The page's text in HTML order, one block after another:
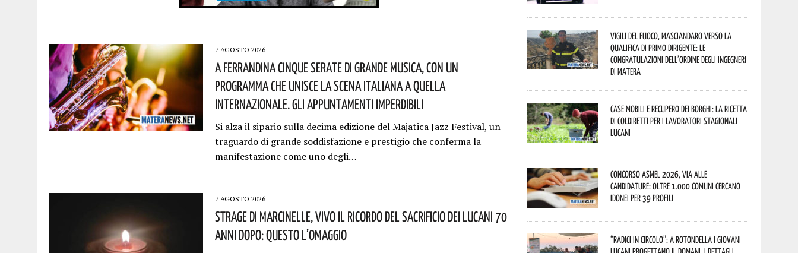
7 AGOSTO 2026
A Ferrandina Cinque Serate Di Grande Musica, Con Un
Programma Che Unisce La Scena Italiana A Quella
Internazionale. Gli Appuntamenti Imperdibili
Si alza il sipario sulla decima edizione del Majatica Jazz Festival, un
traguardo di grande soddisfazione e prestigio che conferma la
manifestazione come uno degli…
7 AGOSTO 2026
Strage Di Marcinelle, Vivo Il Ricordo Del Sacrificio Dei Lucani 70
Anni Dopo: Questo L’omaggio
Vigili del Fuoco, Masciandaro verso la
qualifica di Primo Dirigente: le
congratulazioni dell’Ordine degli Ingegneri
di Matera
Case mobili e recupero dei borghi: la ricetta
di Coldiretti per i lavoratori stagionali
lucani
Concorso Asmel 2026, via alle
candidature: oltre 1.000 Comuni cercano
idonei per 39 profili
“Radici in Circolo”: a Rotondella i giovani